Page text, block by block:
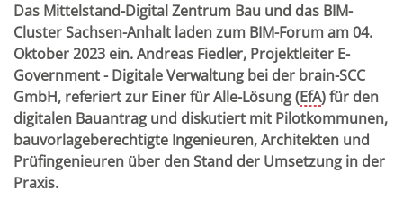
Das Mittelstand-Digital Zentrum Bau und das BIM-
Cluster Sachsen-Anhalt laden zum BIM-Forum am 04.
Oktober 2023 ein. Andreas Fiedler, Projektleiter E-
Government - Digitale Verwaltung bei der brain-SCC
GmbH, referiert zur Einer für Alle-Lösung (EfA) für den
digitalen Bauantrag und diskutiert mit Pilotkommunen,
bauvorlageberechtigte Ingenieuren, Architekten und
Prüfingenieuren über den Stand der Umsetzung in der
Praxis.